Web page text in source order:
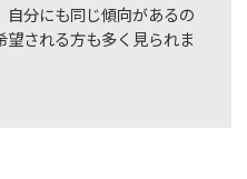
分にも同じ傾向があるの
される方も多く見られま